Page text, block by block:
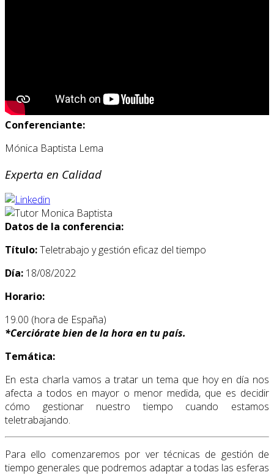
Conferenciante:
Mónica Baptista Lema
Experta en Calidad
Datos de la conferencia:
Título:Teletrabajo y gestión eficaz del tiempo
Día: 18/08/2022
Horario:
19.00 (hora de España)
*Cerciórate bien de la hora en tu país.
Temática:
En esta charla vamos a tratar un tema que hoy en día nos
afecta a todos en mayor o menor medida, que es decidir
cómo gestionar nuestro tiempo cuando estamos
teletrabajando.
Para ello comenzaremos por ver técnicas de gestión de
tiempo generales que podremos adaptar a todas las esferas